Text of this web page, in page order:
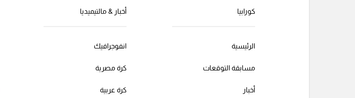
كورابيا
الرئيسية
مسابقة التوقعات
أخبار
أخبار & مالتيميديا
انفوجرافيك
كرة مصرية
كرة عربية